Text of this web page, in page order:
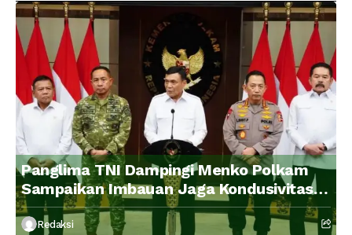
Panglima TNI Dampingi Menko Polkam
Sampaikan Imbauan Jaga Kondusivitas
Bangsa
Redaksi